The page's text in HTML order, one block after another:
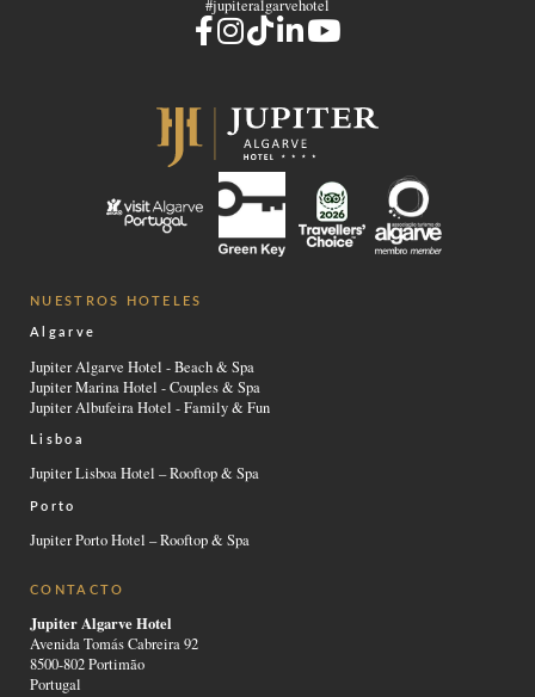
NUESTROS HOTELES
Algarve
Jupiter Algarve Hotel - Beach & Spa
Jupiter Marina Hotel - Couples & Spa
Jupiter Albufeira Hotel - Family & Fun
Lisboa
Jupiter Lisboa Hotel – Rooftop & Spa
Porto
Jupiter Porto Hotel – Rooftop & Spa
#jupiteralgarvehotel
CONTACTO
Jupiter Algarve Hotel
Avenida Tomás Cabreira 92
8500-802 Portimão
Portugal